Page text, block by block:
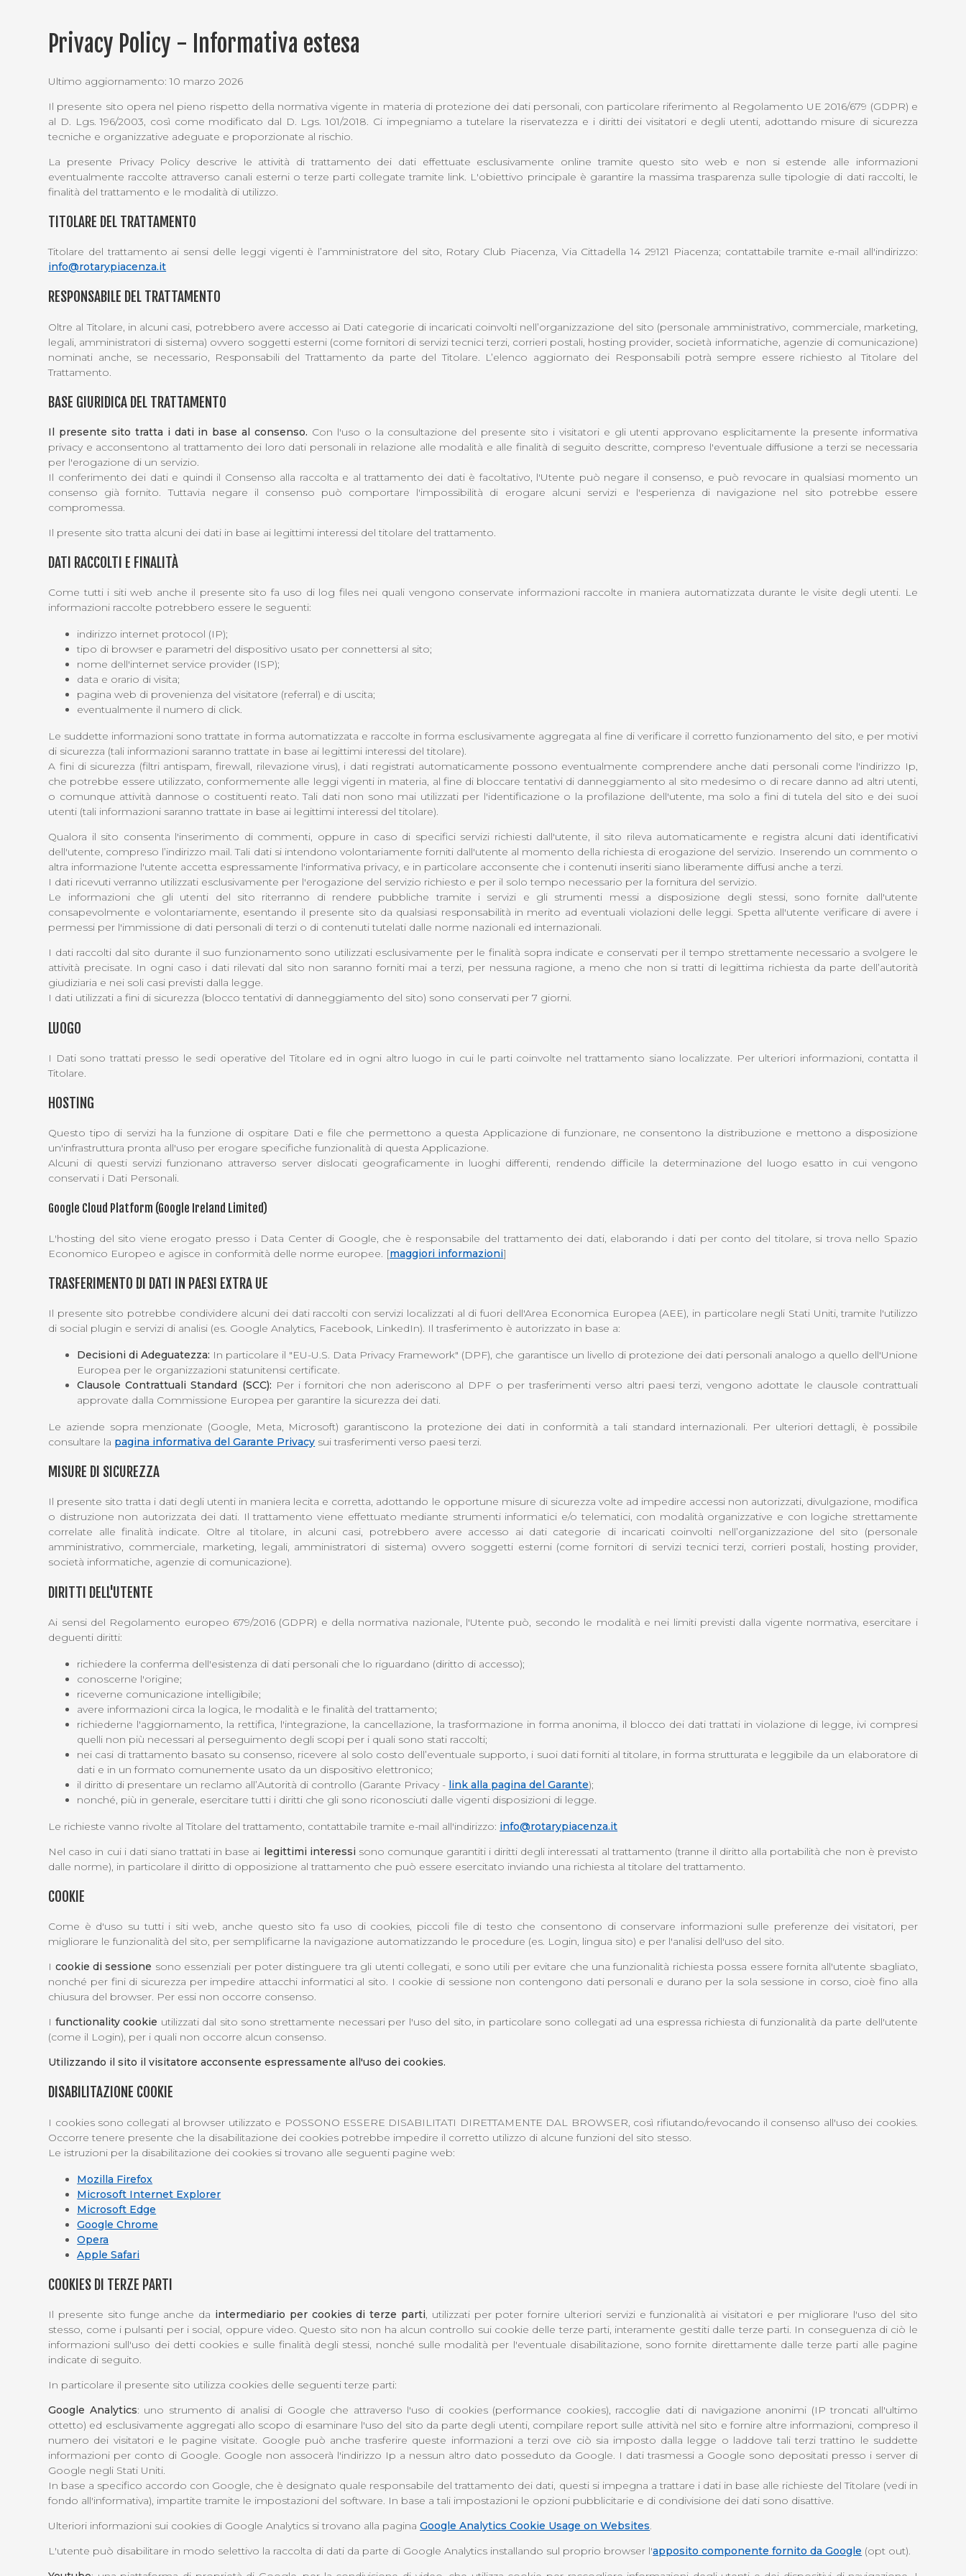
Privacy Policy - Informativa estesa
Ultimo aggiornamento: 10 marzo 2026
Il presente sito opera nel pieno rispetto della normativa vigente in materia di protezione dei dati personali, con particolare riferimento al Regolamento UE 2016/679 (GDPR) e
al D. Lgs. 196/2003, così come modificato dal D. Lgs. 101/2018. Ci impegniamo a tutelare la riservatezza e i diritti dei visitatori e degli utenti, adottando misure di sicurezza
tecniche e organizzative adeguate e proporzionate al rischio.
La presente Privacy Policy descrive le attività di trattamento dei dati effettuate esclusivamente online tramite questo sito web e non si estende alle informazioni
eventualmente raccolte attraverso canali esterni o terze parti collegate tramite link. L'obiettivo principale è garantire la massima trasparenza sulle tipologie di dati raccolti, le
finalità del trattamento e le modalità di utilizzo.
TITOLARE DEL TRATTAMENTO
Titolare del trattamento ai sensi delle leggi vigenti è l’amministratore del sito, Rotary Club Piacenza, Via Cittadella 14 29121 Piacenza; contattabile tramite e-mail all'indirizzo:
info@rotarypiacenza.it
RESPONSABILE DEL TRATTAMENTO
Oltre al Titolare, in alcuni casi, potrebbero avere accesso ai Dati categorie di incaricati coinvolti nell’organizzazione del sito (personale amministrativo, commerciale, marketing,
legali, amministratori di sistema) ovvero soggetti esterni (come fornitori di servizi tecnici terzi, corrieri postali, hosting provider, società informatiche, agenzie di comunicazione)
nominati anche, se necessario, Responsabili del Trattamento da parte del Titolare. L’elenco aggiornato dei Responsabili potrà sempre essere richiesto al Titolare del
Trattamento.
BASE GIURIDICA DEL TRATTAMENTO
Il presente sito tratta i dati in base al consenso. Con l'uso o la consultazione del presente sito i visitatori e gli utenti approvano esplicitamente la presente informativa
privacy e acconsentono al trattamento dei loro dati personali in relazione alle modalità e alle finalità di seguito descritte, compreso l'eventuale diffusione a terzi se necessaria
per l'erogazione di un servizio.
Il conferimento dei dati e quindi il Consenso alla raccolta e al trattamento dei dati è facoltativo, l'Utente può negare il consenso, e può revocare in qualsiasi momento un
consenso già fornito. Tuttavia negare il consenso può comportare l'impossibilità di erogare alcuni servizi e l'esperienza di navigazione nel sito potrebbe essere
compromessa.
Il presente sito tratta alcuni dei dati in base ai legittimi interessi del titolare del trattamento.
DATI RACCOLTI E FINALITÀ
Come tutti i siti web anche il presente sito fa uso di log files nei quali vengono conservate informazioni raccolte in maniera automatizzata durante le visite degli utenti. Le
informazioni raccolte potrebbero essere le seguenti:
indirizzo internet protocol (IP);
tipo di browser e parametri del dispositivo usato per connettersi al sito;
nome dell'internet service provider (ISP);
data e orario di visita;
pagina web di provenienza del visitatore (referral) e di uscita;
eventualmente il numero di click.
Le suddette informazioni sono trattate in forma automatizzata e raccolte in forma esclusivamente aggregata al fine di verificare il corretto funzionamento del sito, e per motivi
di sicurezza (tali informazioni saranno trattate in base ai legittimi interessi del titolare).
A fini di sicurezza (filtri antispam, firewall, rilevazione virus), i dati registrati automaticamente possono eventualmente comprendere anche dati personali come l'indirizzo Ip,
che potrebbe essere utilizzato, conformemente alle leggi vigenti in materia, al fine di bloccare tentativi di danneggiamento al sito medesimo o di recare danno ad altri utenti,
o comunque attività dannose o costituenti reato. Tali dati non sono mai utilizzati per l'identificazione o la profilazione dell'utente, ma solo a fini di tutela del sito e dei suoi
utenti (tali informazioni saranno trattate in base ai legittimi interessi del titolare).
Qualora il sito consenta l'inserimento di commenti, oppure in caso di specifici servizi richiesti dall'utente, il sito rileva automaticamente e registra alcuni dati identificativi
dell'utente, compreso l’indirizzo mail. Tali dati si intendono volontariamente forniti dall'utente al momento della richiesta di erogazione del servizio. Inserendo un commento o
altra informazione l'utente accetta espressamente l'informativa privacy, e in particolare acconsente che i contenuti inseriti siano liberamente diffusi anche a terzi.
I dati ricevuti verranno utilizzati esclusivamente per l'erogazione del servizio richiesto e per il solo tempo necessario per la fornitura del servizio.
Le informazioni che gli utenti del sito riterranno di rendere pubbliche tramite i servizi e gli strumenti messi a disposizione degli stessi, sono fornite dall'utente
consapevolmente e volontariamente, esentando il presente sito da qualsiasi responsabilità in merito ad eventuali violazioni delle leggi. Spetta all'utente verificare di avere i
permessi per l'immissione di dati personali di terzi o di contenuti tutelati dalle norme nazionali ed internazionali.
I dati raccolti dal sito durante il suo funzionamento sono utilizzati esclusivamente per le finalità sopra indicate e conservati per il tempo strettamente necessario a svolgere le
attività precisate. In ogni caso i dati rilevati dal sito non saranno forniti mai a terzi, per nessuna ragione, a meno che non si tratti di legittima richiesta da parte dell’autorità
giudiziaria e nei soli casi previsti dalla legge.
I dati utilizzati a fini di sicurezza (blocco tentativi di danneggiamento del sito) sono conservati per 7 giorni.
LUOGO
I Dati sono trattati presso le sedi operative del Titolare ed in ogni altro luogo in cui le parti coinvolte nel trattamento siano localizzate. Per ulteriori informazioni, contatta il
Titolare.
HOSTING
Questo tipo di servizi ha la funzione di ospitare Dati e file che permettono a questa Applicazione di funzionare, ne consentono la distribuzione e mettono a disposizione
un'infrastruttura pronta all'uso per erogare specifiche funzionalità di questa Applicazione.
Alcuni di questi servizi funzionano attraverso server dislocati geograficamente in luoghi differenti, rendendo difficile la determinazione del luogo esatto in cui vengono
conservati i Dati Personali.
Google Cloud Platform (Google Ireland Limited)
L'hosting del sito viene erogato presso i Data Center di Google, che è responsabile del trattamento dei dati, elaborando i dati per conto del titolare, si trova nello Spazio
Economico Europeo e agisce in conformità delle norme europee. [maggiori informazioni]
TRASFERIMENTO DI DATI IN PAESI EXTRA UE
Il presente sito potrebbe condividere alcuni dei dati raccolti con servizi localizzati al di fuori dell'Area Economica Europea (AEE), in particolare negli Stati Uniti, tramite l'utilizzo
di social plugin e servizi di analisi (es. Google Analytics, Facebook, LinkedIn). Il trasferimento è autorizzato in base a:
Decisioni di Adeguatezza: In particolare il "EU-U.S. Data Privacy Framework" (DPF), che garantisce un livello di protezione dei dati personali analogo a quello dell'Unione
Europea per le organizzazioni statunitensi certificate.
Clausole Contrattuali Standard (SCC): Per i fornitori che non aderiscono al DPF o per trasferimenti verso altri paesi terzi, vengono adottate le clausole contrattuali
approvate dalla Commissione Europea per garantire la sicurezza dei dati.
Le aziende sopra menzionate (Google, Meta, Microsoft) garantiscono la protezione dei dati in conformità a tali standard internazionali. Per ulteriori dettagli, è possibile
consultare la pagina informativa del Garante Privacy sui trasferimenti verso paesi terzi.
MISURE DI SICUREZZA
Il presente sito tratta i dati degli utenti in maniera lecita e corretta, adottando le opportune misure di sicurezza volte ad impedire accessi non autorizzati, divulgazione, modifica
o distruzione non autorizzata dei dati. Il trattamento viene effettuato mediante strumenti informatici e/o telematici, con modalità organizzative e con logiche strettamente
correlate alle finalità indicate. Oltre al titolare, in alcuni casi, potrebbero avere accesso ai dati categorie di incaricati coinvolti nell’organizzazione del sito (personale
amministrativo, commerciale, marketing, legali, amministratori di sistema) ovvero soggetti esterni (come fornitori di servizi tecnici terzi, corrieri postali, hosting provider,
società informatiche, agenzie di comunicazione).
DIRITTI DELL'UTENTE
Ai sensi del Regolamento europeo 679/2016 (GDPR) e della normativa nazionale, l'Utente può, secondo le modalità e nei limiti previsti dalla vigente normativa, esercitare i
deguenti diritti:
richiedere la conferma dell'esistenza di dati personali che lo riguardano (diritto di accesso);
conoscerne l'origine;
riceverne comunicazione intelligibile;
avere informazioni circa la logica, le modalità e le finalità del trattamento;
richiederne l'aggiornamento, la rettifica, l'integrazione, la cancellazione, la trasformazione in forma anonima, il blocco dei dati trattati in violazione di legge, ivi compresi
quelli non più necessari al perseguimento degli scopi per i quali sono stati raccolti;
nei casi di trattamento basato su consenso, ricevere al solo costo dell’eventuale supporto, i suoi dati forniti al titolare, in forma strutturata e leggibile da un elaboratore di
dati e in un formato comunemente usato da un dispositivo elettronico;
il diritto di presentare un reclamo all’Autorità di controllo (Garante Privacy - link alla pagina del Garante);
nonché, più in generale, esercitare tutti i diritti che gli sono riconosciuti dalle vigenti disposizioni di legge.
Le richieste vanno rivolte al Titolare del trattamento, contattabile tramite e-mail all'indirizzo: info@rotarypiacenza.it
Nel caso in cui i dati siano trattati in base ai legittimi interessi sono comunque garantiti i diritti degli interessati al trattamento (tranne il diritto alla portabilità che non è previsto
dalle norme), in particolare il diritto di opposizione al trattamento che può essere esercitato inviando una richiesta al titolare del trattamento.
COOKIE
Come è d'uso su tutti i siti web, anche questo sito fa uso di cookies, piccoli file di testo che consentono di conservare informazioni sulle preferenze dei visitatori, per
migliorare le funzionalità del sito, per semplificarne la navigazione automatizzando le procedure (es. Login, lingua sito) e per l'analisi dell'uso del sito.
I cookie di sessione sono essenziali per poter distinguere tra gli utenti collegati, e sono utili per evitare che una funzionalità richiesta possa essere fornita all'utente sbagliato,
nonché per fini di sicurezza per impedire attacchi informatici al sito. I cookie di sessione non contengono dati personali e durano per la sola sessione in corso, cioè fino alla
chiusura del browser. Per essi non occorre consenso.
I functionality cookie utilizzati dal sito sono strettamente necessari per l'uso del sito, in particolare sono collegati ad una espressa richiesta di funzionalità da parte dell'utente
(come il Login), per i quali non occorre alcun consenso.
Utilizzando il sito il visitatore acconsente espressamente all'uso dei cookies.
DISABILITAZIONE COOKIE
I cookies sono collegati al browser utilizzato e POSSONO ESSERE DISABILITATI DIRETTAMENTE DAL BROWSER, così rifiutando/revocando il consenso all'uso dei cookies.
Occorre tenere presente che la disabilitazione dei cookies potrebbe impedire il corretto utilizzo di alcune funzioni del sito stesso.
Le istruzioni per la disabilitazione dei cookies si trovano alle seguenti pagine web:
Mozilla Firefox
Microsoft Internet Explorer
Microsoft Edge
Google Chrome
Opera
Apple Safari
COOKIES DI TERZE PARTI
Il presente sito funge anche da intermediario per cookies di terze parti, utilizzati per poter fornire ulteriori servizi e funzionalità ai visitatori e per migliorare l'uso del sito
stesso, come i pulsanti per i social, oppure video. Questo sito non ha alcun controllo sui cookie delle terze parti, interamente gestiti dalle terze parti. In conseguenza di ciò le
informazioni sull'uso dei detti cookies e sulle finalità degli stessi, nonché sulle modalità per l'eventuale disabilitazione, sono fornite direttamente dalle terze parti alle pagine
indicate di seguito.
In particolare il presente sito utilizza cookies delle seguenti terze parti:
Google Analytics: uno strumento di analisi di Google che attraverso l'uso di cookies (performance cookies), raccoglie dati di navigazione anonimi (IP troncati all'ultimo
ottetto) ed esclusivamente aggregati allo scopo di esaminare l'uso del sito da parte degli utenti, compilare report sulle attività nel sito e fornire altre informazioni, compreso il
numero dei visitatori e le pagine visitate. Google può anche trasferire queste informazioni a terzi ove ciò sia imposto dalla legge o laddove tali terzi trattino le suddette
informazioni per conto di Google. Google non assocerà l'indirizzo Ip a nessun altro dato posseduto da Google. I dati trasmessi a Google sono depositati presso i server di
Google negli Stati Uniti.
In base a specifico accordo con Google, che è designato quale responsabile del trattamento dei dati, questi si impegna a trattare i dati in base alle richieste del Titolare (vedi in
fondo all'informativa), impartite tramite le impostazioni del software. In base a tali impostazioni le opzioni pubblicitarie e di condivisione dei dati sono disattive.
Ulteriori informazioni sui cookies di Google Analytics si trovano alla paginaGoogle Analytics Cookie Usage on Websites.
L'utente può disabilitare in modo selettivo la raccolta di dati da parte di Google Analytics installando sul proprio browser l'apposito componente fornito da Google (opt out).